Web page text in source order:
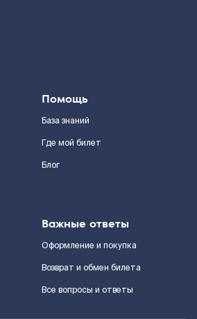
Помощь
База знаний
Где мой билет
Блог
Важные ответы
Оформление и покупка
Возврат и обмен билета
Все вопросы и ответы